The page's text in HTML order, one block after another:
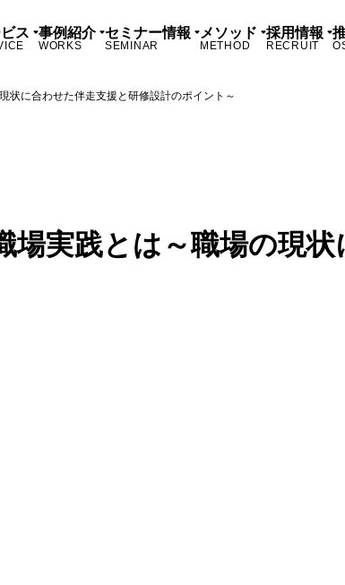
ス 事例紹介
WORKS
セミナー情報
SEMINAR
メソッド
METHOD
採用情報
RECRUIT
状に合わせた伴走支援と研修設計のポイント～
実践とは～職場の現